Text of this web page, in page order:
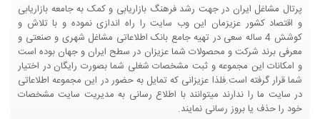
پرتال مشاغل ایران در جهت رشد فرهنگ بازاریابی و کمک به جامعه بازاریابی
و اقتصاد کشور عزیزمان این وب سایت را راه اندازی نموده و با تلاش و
کوشش 4 ساله سعی در تهیه جامع بانک اطلاعاتی مشاغل شهری و صنعتی و
معرفی برند شرکت و محصولات شما عزیزان در سطح ایران و جهان بوده است
و امکانات این مجموعه و ثبت مشخصات شغلی شما بصورت رایگان در اختیار
شما قرار گرفته است.فلذا عزیزانی که تمایل به حضور در این مجموعه اطلاعاتی
در سایت ما را ندارند میتوانند با اطلاع رسانی به مدیریت سایت مشخصات
خود را حذف یا بروز رسانی نمایند.